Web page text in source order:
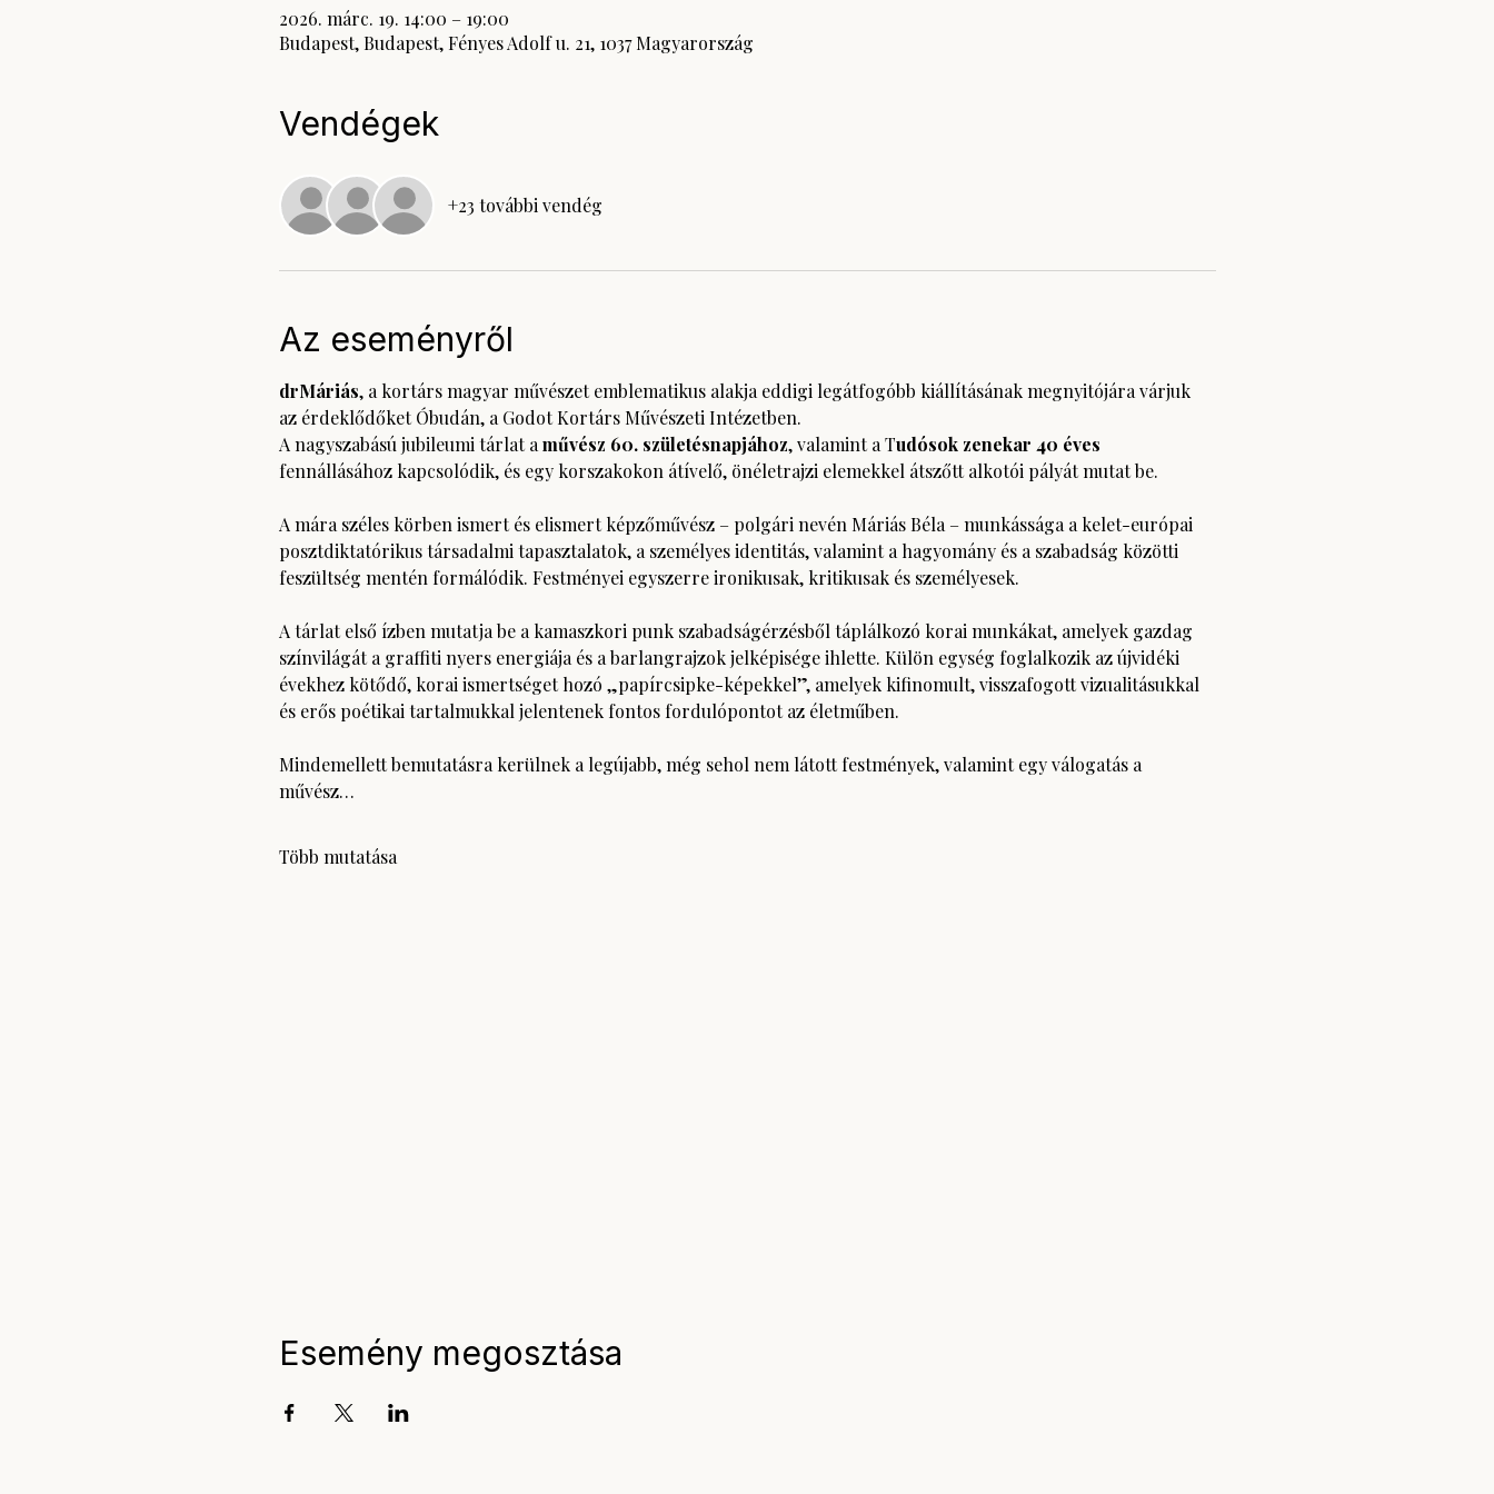
2026. márc. 19. 14:00 – 19:00
Budapest, Budapest, Fényes Adolf u. 21, 1037 Magyarország
Vendégek
+23 további vendég
Az eseményről
drMáriás, a kortárs magyar művészet emblematikus alakja eddigi legátfogóbb kiállításának megnyitójára várjuk
az érdeklődőket Óbudán, a Godot Kortárs Művészeti Intézetben.
A nagyszabású jubileumi tárlat a művész 60. születésnapjához, valamint a Tudósok zenekar 40 éves
fennállásához kapcsolódik, és egy korszakokon átívelő, önéletrajzi elemekkel átszőtt alkotói pályát mutat be.
A mára széles körben ismert és elismert képzőművész – polgári nevén Máriás Béla – munkássága a kelet-európai
posztdiktatórikus társadalmi tapasztalatok, a személyes identitás, valamint a hagyomány és a szabadság közötti
feszültség mentén formálódik. Festményei egyszerre ironikusak, kritikusak és személyesek.
A tárlat első ízben mutatja be a kamaszkori punk szabadságérzésből táplálkozó korai munkákat, amelyek gazdag
színvilágát a graffiti nyers energiája és a barlangrajzok jelképisége ihlette. Külön egység foglalkozik az újvidéki
évekhez kötődő, korai ismertséget hozó „papírcsipke-képekkel”, amelyek kifinomult, visszafogott vizualitásukkal
és erős poétikai tartalmukkal jelentenek fontos fordulópontot az életműben.
Mindemellett bemutatásra kerülnek a legújabb, még sehol nem látott festmények, valamint egy válogatás a
művész…
Több mutatása
Esemény megosztása